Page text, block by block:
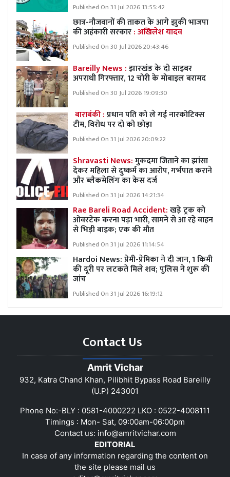
Published On 31 Jul 2026 13:55:42
छात्र-नौजवानों की ताकत के आगे झुकी भाजपा
की अहंकारी सरकार: अखिलेश यादव
Published On 30 Jul 2026 20:43:46
Bareilly News :झारखंड के दो साइबर
अपराधी गिरफ्तार, 12 चोरी के मोबाइल बरामद
Published On 30 Jul 2026 19:09:30
बाराबंकी :प्रधान पति को ले गई नारकोटिक्स
टीम, विरोध पर दो को छोड़ा
Published On 31 Jul 2026 20:09:22
Shravasti News:मुकदमा जिताने का झांसा
देकर महिला से दुष्कर्म का आरोप, गर्भपात कराने
और ब्लैकमेलिंग का केस दर्ज
Published On 31 Jul 2026 14:21:34
Rae Bareli Road Accident:खड़े ट्रक को
ओवरटेक करना पड़ा भारी, सामने से आ रहे वाहन
से भिड़ी बाइक; एक की मौत
Published On 31 Jul 2026 11:14:54
Hardoi News: प्रेमी-प्रेमिका ने दी जान, 1 किमी
की दूरी पर लटकते मिले शव; पुलिस ने शुरू की
जांच
Published On 31 Jul 2026 16:19:12
Contact Us
Amrit Vichar
932, Katra Chand Khan, Pilibhit Bypass Road Bareilly
(U.P) 243001
Phone No:-BLY : 0581-4000222 LKO : 0522-4008111
Timings : Mon- Sat, 09:00am-06:00pm
Contact us: info@amritvichar.com
EDITORIAL
In case of any information regarding the content on
the site please mail us